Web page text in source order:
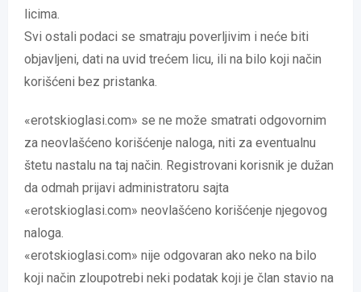
licima.
Svi ostali podaci se smatraju poverljivim i neće biti
objavljeni, dati na uvid trećem licu, ili na bilo koji način
korišćeni bez pristanka.
«erotskioglasi.com» se ne može smatrati odgovornim
za neovlašćeno korišćenje naloga, niti za eventualnu
štetu nastalu na taj način. Registrovani korisnik je dužan
da odmah prijavi administratoru sajta
«erotskioglasi.com» neovlašćeno korišćenje njegovog
naloga.
«erotskioglasi.com» nije odgovaran ako neko na bilo
koji način zloupotrebi neki podatak koji je član stavio na